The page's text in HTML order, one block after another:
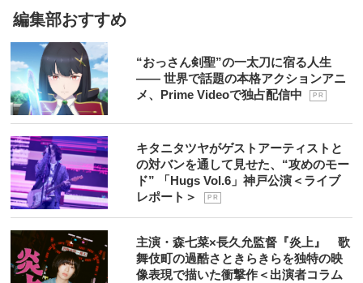
編集部おすすめ
“おっさん剣聖”の一太刀に宿る人生
―― 世界で話題の本格アクションアニ
メ、Prime Videoで独占配信中
P R
キタニタツヤがゲストアーティストと
の対バンを通して見せた、“攻めのモー
ド” 「Hugs Vol.6」神戸公演＜ライブ
レポート＞
P R
主演・森七菜×長久允監督『炎上』 歌
舞伎町の過酷さときらきらを独特の映
像表現で描いた衝撃作＜出演者コラム